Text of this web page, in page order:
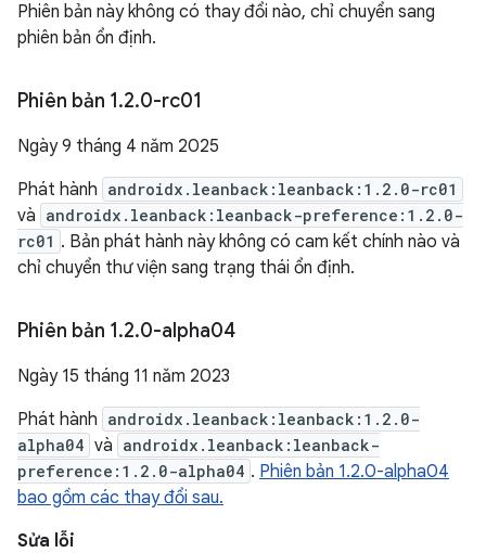
Phiên bản này không có thay đổi nào, chỉ chuyển sang
phiên bản ổn định.
Phiên bản 1.2.0-rc01
Ngày 9 tháng 4 năm 2025
Phát hành androidx.leanback:leanback:1.2.0-rc01
và androidx.leanback:leanback-preference:1.2.0-
rc01 . Bản phát hành này không có cam kết chính nào và
chỉ chuyển thư viện sang trạng thái ổn định.
Phiên bản 1.2.0-alpha04
Ngày 15 tháng 11 năm 2023
Phát hành androidx.leanback:leanback:1.2.0-
alpha04 và androidx.leanback:leanback-
preference:1.2.0-alpha04 . Phiên bản 1.2.0-alpha04
bao gồm các thay đổi sau.
Sửa lỗi